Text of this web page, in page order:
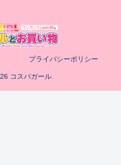
プライバシーポリシー
コスパガール.